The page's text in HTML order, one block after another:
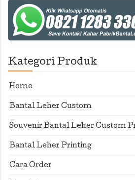
Kategori Produk
Home
Bantal Leher Custom
Souvenir Bantal Leher Custom
Bantal Leher Printing
Cara Order